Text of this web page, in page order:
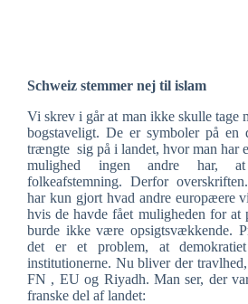
Schweiz stemmer nej til islam
Vi skrev i går at man ikke skulle tage
bogstaveligt. De er symboler på en
trængte sig på i landet, hvor man har
mulighed ingen andre har,
folkeafstemning. Derfor
har kun gjort hvad andre europæere
hvis de havde fået muligheden for at
burde ikke være opsigtsvækkende.
det er et problem, at
institutionerne. Nu bliver der
FN , EU og Riyadh. Man ser, der
franske del af landet: